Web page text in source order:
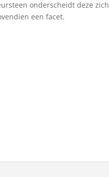
onderscheidt deze zich
een facet.